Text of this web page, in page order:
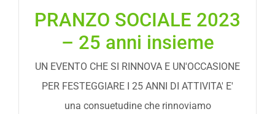
PRANZO SOCIALE 2023
– 25 anni insieme
UN EVENTO CHE SI RINNOVA E UN'OCCASIONE
PER FESTEGGIARE I 25 ANNI DI ATTIVITA' E'
una consuetudine che rinnoviamo